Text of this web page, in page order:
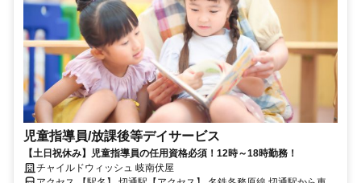
児童指導員/放課後等デイサービス
【土日祝休み】児童指導員の任用資格必須！12時～18時勤務！
チャイルドウィッシュ 岐南伏屋